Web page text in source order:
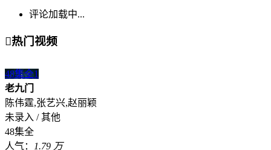
评论加载中...
热门视频
48集全1
老九门
陈伟霆,张艺兴,赵丽颖
未录入 / 其他
48集全
人气：
1.79 万